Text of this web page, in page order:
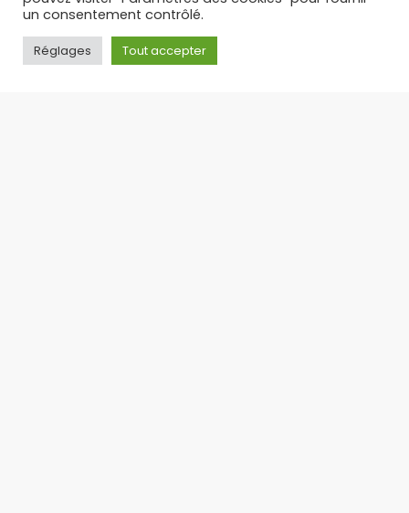
un consentement contrôlé.
Réglages Tout accepter